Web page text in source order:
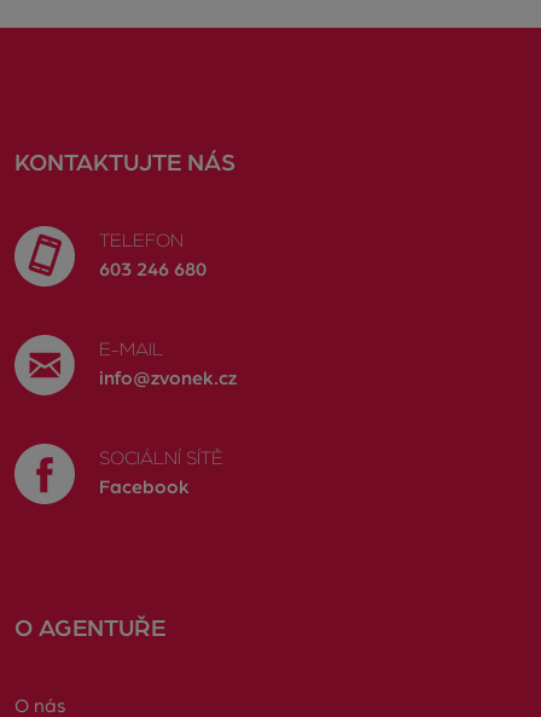
KONTAKTUJTE NÁS
TELEFON
603 246 680
E-MAIL
info@zvonek.cz
SOCIÁLNÍ SÍTĚ
Facebook
O AGENTUŘE
O nás